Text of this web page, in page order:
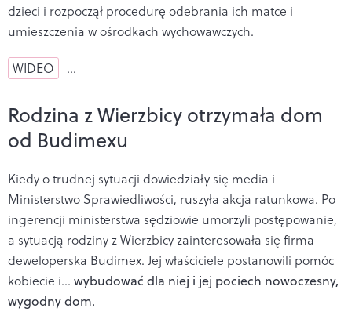
dzieci i rozpoczął procedurę odebrania ich matce i
umieszczenia w ośrodkach wychowawczych.
WIDEO …
Rodzina z Wierzbicy otrzymała dom
od Budimexu
Kiedy o trudnej sytuacji dowiedziały się media i
Ministerstwo Sprawiedliwości, ruszyła akcja ratunkowa. Po
ingerencji ministerstwa sędziowie umorzyli postępowanie,
a sytuacją rodziny z Wierzbicy zainteresowała się firma
deweloperska Budimex. Jej właściciele postanowili pomóc
kobiecie i... wybudować dla niej i jej pociech nowoczesny,
wygodny dom.